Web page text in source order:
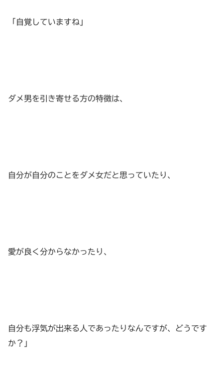
「自覚していますね」
ダメ男を引き寄せる方の特徴は、
自分が自分のことをダメ女だと思っていたり、
愛が良く分からなかったり、
自分も浮気が出来る人であったりなんですが、どうです
か？」